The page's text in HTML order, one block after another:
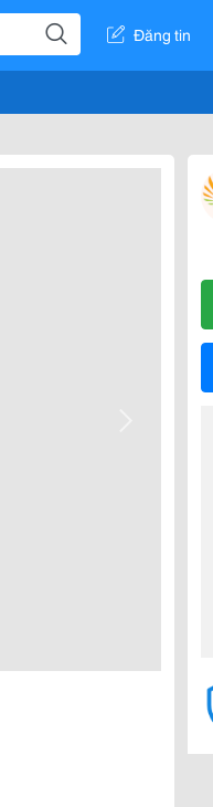
Đăng tin